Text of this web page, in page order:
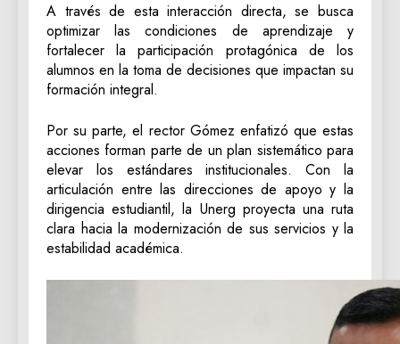
A través de esta interacción directa, se busca
optimizar las condiciones de aprendizaje y
fortalecer la participación protagónica de los
alumnos en la toma de decisiones que impactan su
formación integral.
Por su parte, el rector Gómez enfatizó que estas
acciones forman parte de un plan sistemático para
elevar los estándares institucionales. Con la
articulación entre las direcciones de apoyo y la
dirigencia estudiantil, la Unerg proyecta una ruta
clara hacia la modernización de sus servicios y la
estabilidad académica.